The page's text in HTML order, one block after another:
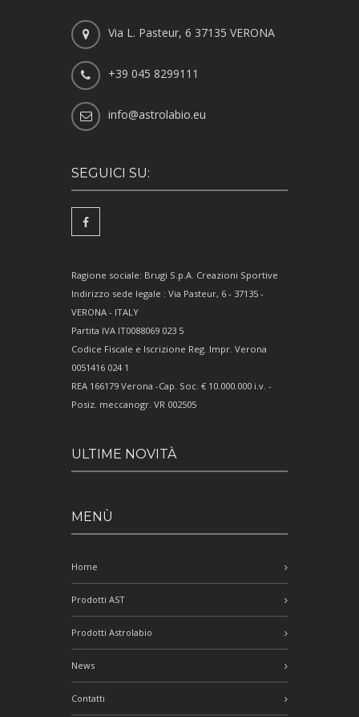
Via L. Pasteur, 6 37135 VERONA
+39 045 8299111
info@astrolabio.eu
SEGUICI SU:
Ragione sociale: Brugi S.p.A. Creazioni Sportive
Indirizzo sede legale : Via Pasteur, 6 - 37135 -
VERONA - ITALY
Partita IVA IT0088069 023 5
Codice Fiscale e Iscrizione Reg. Impr. Verona
0051416 024 1
REA 166179 Verona -Cap. Soc. € 10.000.000 i.v. -
Posiz. meccanogr. VR 002505
ULTIME NOVITÀ
MENÙ
Home
Prodotti AST
Prodotti Astrolabio
News
Contatti